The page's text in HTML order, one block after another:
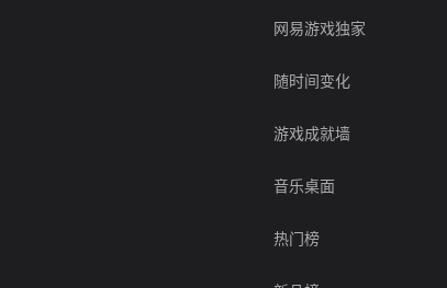
网易游戏独家
随时间变化
游戏成就墙
音乐桌面
热门榜